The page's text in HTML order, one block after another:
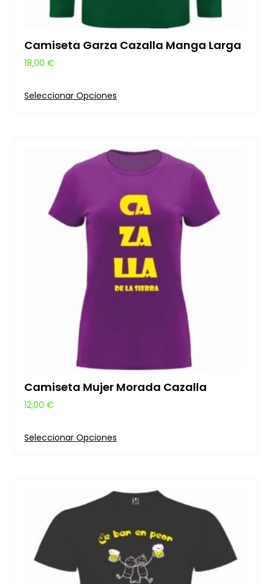
Camiseta Garza Cazalla Manga Larga
18,00€
Seleccionar Opciones
Camiseta Mujer Morada Cazalla
12,00€
Seleccionar Opciones